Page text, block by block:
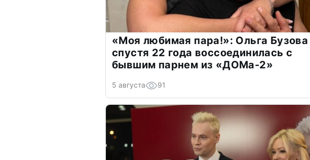
«Моя любимая пара!»: Ольга Бузова
спустя 22 года воссоединилась с
бывшим парнем из «ДОМа-2»
5 августа 91